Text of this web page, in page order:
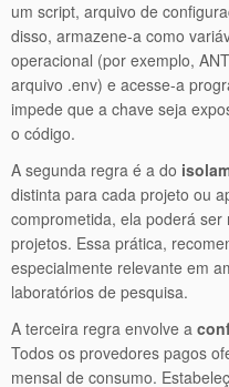
um script, arquivo de
disso, armazene-a como
operacional (por exemplo,
arquivo .env) e acesse-a
impede que a chave seja
o código.
A segunda regra é a do
distinta para cada projeto ou
comprometida, ela poderá
projetos. Essa prática,
especialmente relevante em
laboratórios de pesquisa.
A terceira regra envolve a
Todos os provedores pagos
mensal de consumo.